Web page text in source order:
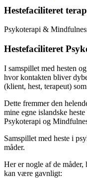
Hestefaciliteret
Psykoterapi &
Hestefaciliteret
I samspillet med hesten
hvor kontakten bliver
(klient, hest, terapeut)
Dette fremmer den
mine egne islandske
Psykoterapi og
Samspillet med heste i
måder.
Her er nogle af de måder,
kan være gavnligt: